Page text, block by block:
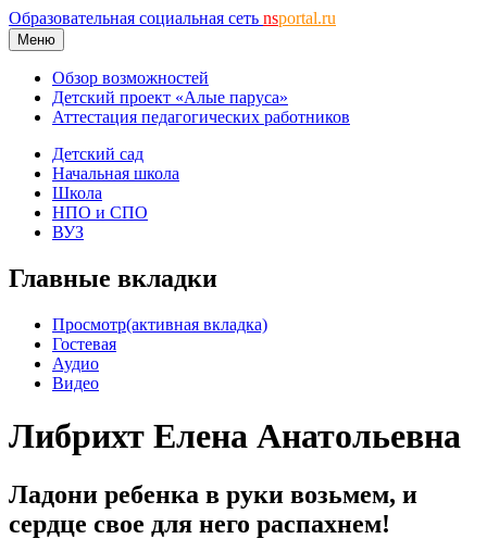
Образовательная социальная сеть nsportal.ru
Меню
Обзор возможностей
Детский проект «Алые паруса»
Аттестация педагогических работников
Детский сад
Начальная школа
Школа
НПО и СПО
ВУЗ
Главные вкладки
Просмотр(активная вкладка)
Гостевая
Аудио
Видео
Либрихт Елена Анатольевна
Ладони ребенка в руки возьмем, и
сердце свое для него распахнем!